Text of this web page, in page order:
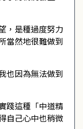
是種過度努力
當然地很難做到
因為無法做到
這種「中道精
自己心中也稍微